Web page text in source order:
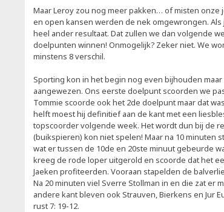
Maar Leroy zou nog meer pakken… of misten
en open kansen werden de nek omgewrongen.
heel ander resultaat. Dat zullen we dan volgende
doelpunten winnen! Onmogelijk? Zeker niet. We
minstens 8 verschil.
Sporting kon in het begin nog even bijhouden
aangewezen. Ons eerste doelpunt scoorden we
Tommie scoorde ook het 2de doelpunt maar dat
helft moest hij definitief aan de kant met een
topscoorder volgende week. Het wordt dun bij de
(buikspieren) kon niet spelen! Maar na 10 minuten
wat er tussen de 10de en 20ste minuut gebeurde
kreeg de rode loper uitgerold en scoorde dat het
Jaeken profiteerden. Vooraan stapelden de
Na 20 minuten viel Sverre Stollman in en die zat er
andere kant bleven ook Strauven, Bierkens en Jur
rust 7: 19-12.